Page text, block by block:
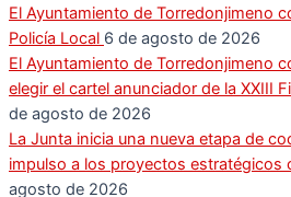
El Ayuntamiento de Torredonjimeno
Policía Local 6 de agosto de 2026
El Ayuntamiento de Torredonjimeno
elegir el cartel anunciador de la XXIII
de agosto de 2026
La Junta inicia una nueva etapa de
impulso a los proyectos estratégicos
agosto de 2026